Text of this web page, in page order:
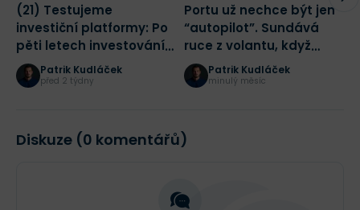
(21) Testujeme
investiční platformy: Po
pěti letech investování
máme vítěze. Krypto
spadlo do ztráty
Patrik Kudláček
před 2 týdny
Portu už nechce být jen
“autopilot”. Sundává
ruce z volantu, když
umožní investorům i
přímé obchodování
Patrik Kudláček
minulý měsíc
Diskuze (0 komentářů)